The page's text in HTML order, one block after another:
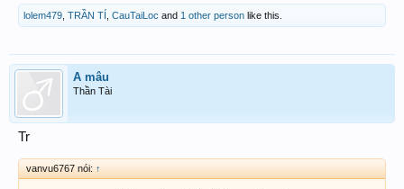
lolem479 TRẦN TÍ CauTaiLoc and 1 other person like this.
A mâu
Thần Tài
Tr
vanvu6767 nói: ↑